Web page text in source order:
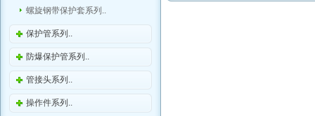
螺旋钢带保护套系列..
保护管系列..
防爆保护管系列..
管接头系列..
操作件系列..